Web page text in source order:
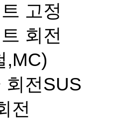
고정
회전
,MC)
회전SUS
전